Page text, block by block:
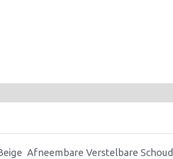
 Afneembare Verstelbare